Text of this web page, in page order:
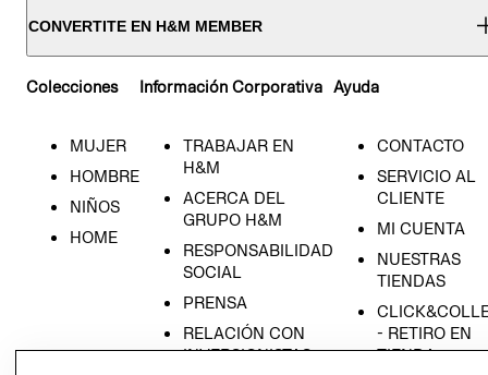
CONVERTITE EN H&M MEMBER
Colecciones
MUJER
HOMBRE
NIÑOS
HOME
Información Corporativa
TRABAJAR EN
H&M
ACERCA DEL
GRUPO H&M
RESPONSABILIDAD
SOCIAL
PRENSA
RELACIÓN CON
INVERSIONISTAS
Ayuda
CONTACTO
SERVICIO AL
CLIENTE
MI CUENTA
NUESTRAS
TIENDAS
- RETIRO EN
TIENDA